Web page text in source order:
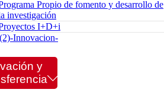
Propio de fomento y desarrollo de
investigación
I+D+i
Innovacion-
y